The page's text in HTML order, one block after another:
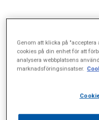
Genom att klicka på
cookies på din enhet för att
analysera webbplatsens
marknadsföringsinsatser.